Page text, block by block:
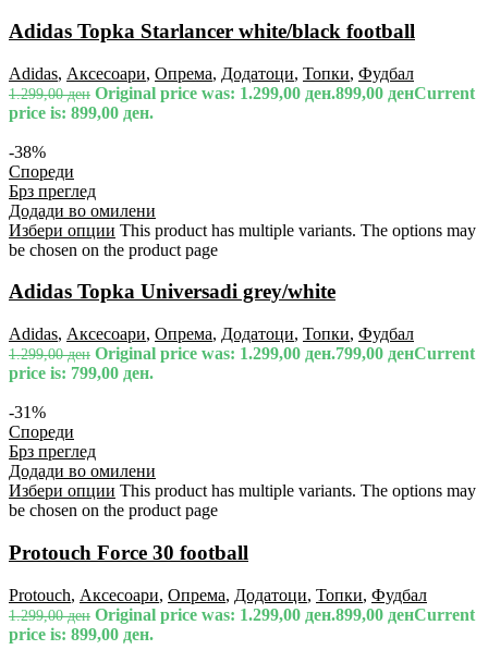
Adidas Topka Starlancer white/black football
Adidas, Аксесоари, Опрема, Додатоци, Топки, Фудбал
1.299,00ден Original price was: 1.299,00 ден.899,00 денCurrent
price is: 899,00 ден.
-38%
Спореди
Брз преглед
Додади во омилени
Избери опции This product has multiple variants. The options may
be chosen on the product page
Adidas Topka Universadi grey/white
Adidas, Аксесоари, Опрема, Додатоци, Топки, Фудбал
1.299,00ден Original price was: 1.299,00 ден.799,00 денCurrent
price is: 799,00 ден.
-31%
Спореди
Брз преглед
Додади во омилени
Избери опции This product has multiple variants. The options may
be chosen on the product page
Protouch Force 30 football
Protouch, Аксесоари, Опрема, Додатоци, Топки, Фудбал
1.299,00ден Original price was: 1.299,00 ден.899,00 денCurrent
price is: 899,00 ден.